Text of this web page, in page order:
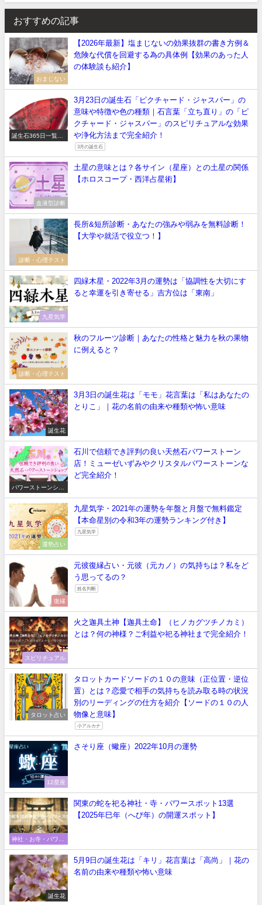
おすすめの記事
おまじない
【2026年最新】塩まじないの効果抜群の書き方例＆
危険な代償を回避する為の具体例【効果のあった人
の体験談も紹介】
誕生石365日一覧
3月23日の誕生石「ピクチャード・ジャスパー」の
意味や特徴や色の種類｜石言葉「立ち直り」の「ピ
クチャード・ジャスパー」のスピリチュアルな効果
や浄化方法まで完全紹介！
3月の誕生石
血液型診断
土星の意味とは？各サイン（星座）との土星の関係
【ホロスコープ・西洋占星術】
診断・心理テスト
長所&短所診断・あなたの強みや弱みを無料診断！
【大学や就活で役立つ！】
九星気学
四緑木星・2022年3月の運勢は「協調性を大切にす
ると幸運を引き寄せる」吉方位は「東南」
診断・心理テスト
秋のフルーツ診断｜あなたの性格と魅力を秋の果物
に例えると？
誕生花
3月3日の誕生花は「モモ」花言葉は「私はあなたの
とりこ」｜花の名前の由来や種類や怖い意味
パワーストーンショ
ップ
石川で信頼でき評判の良い天然石パワーストーン
店！ミューゼいずみやクリスタルパワーストーンな
ど完全紹介！
運勢占い
九星気学・2021年の運勢を年盤と月盤で無料鑑定
【本命星別の令和3年の運勢ランキング付き】
九星気学
復縁
元彼復縁占い・元彼（元カノ）の気持ちは？私をど
う思ってるの？
姓名判断
スピリチュアル
火之迦具土神【迦具土命】（ヒノカグツチノカミ）
とは？何の神様？ご利益や祀る神社まで完全紹介！
タロット占い
タロットカードソードの１０の意味（正位置・逆位
置）とは？恋愛で相手の気持ちを読み取る時の状況
別のリーディングの仕方を紹介【ソードの１０の人
物像と意味】
小アルカナ
12星座
さそり座（蠍座）2022年10月の運勢
神社・お寺・パワー
スポット
関東の蛇を祀る神社・寺・パワースポット13選
【2025年巳年（へび年）の開運スポット】
誕生花
5月9日の誕生花は「キリ」花言葉は「高尚」｜花の
名前の由来や種類や怖い意味